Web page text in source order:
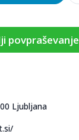
povpraševanje
Ljubljana